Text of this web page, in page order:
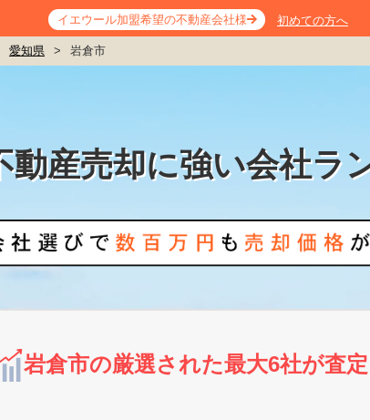
イエウール加盟希望の不動産会社様 初めての方へ
愛知県 > 岩倉市
動産売却に強い会社ラ
岩倉市の厳選された最大6社が査定